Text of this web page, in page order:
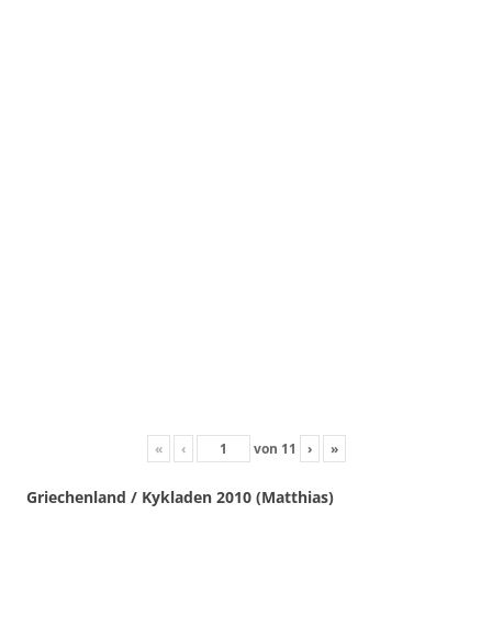
« ‹ von 11 › »
Griechenland / Kykladen 2010 (Matthias)